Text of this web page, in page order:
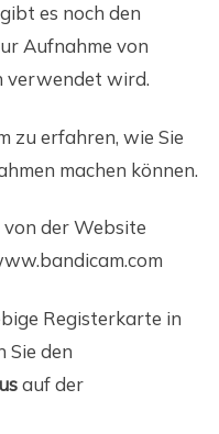
es noch den
Aufnahme von
verwendet wird.
zu erfahren, wie Sie
machen können.
von der Website
Registerkarte in
Sie den
auf der